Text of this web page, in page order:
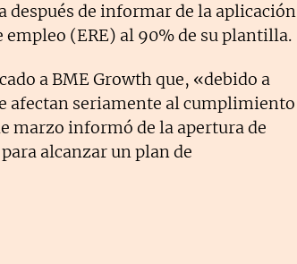
después de informar de la aplicación
(ERE) al 90% de su plantilla.
a BME Growth que, «debido a
afectan seriamente al cumplimiento
marzo informó de la apertura de
alcanzar un plan de